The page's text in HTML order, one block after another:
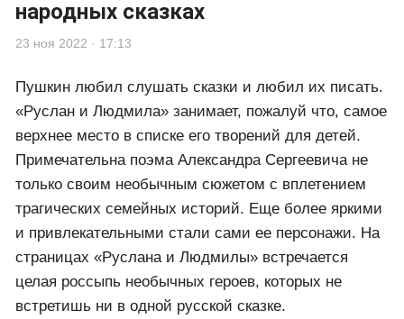
народных сказках
23 ноя 2022 · 17:13
Пушкин любил слушать сказки и любил их писать.
«Руслан и Людмила» занимает, пожалуй что, самое
верхнее место в списке его творений для детей.
Примечательна поэма Александра Сергеевича не
только своим необычным сюжетом с вплетением
трагических семейных историй. Еще более яркими
и привлекательными стали сами ее персонажи. На
страницах «Руслана и Людмилы» встречается
целая россыпь необычных героев, которых не
встретишь ни в одной русской сказке.